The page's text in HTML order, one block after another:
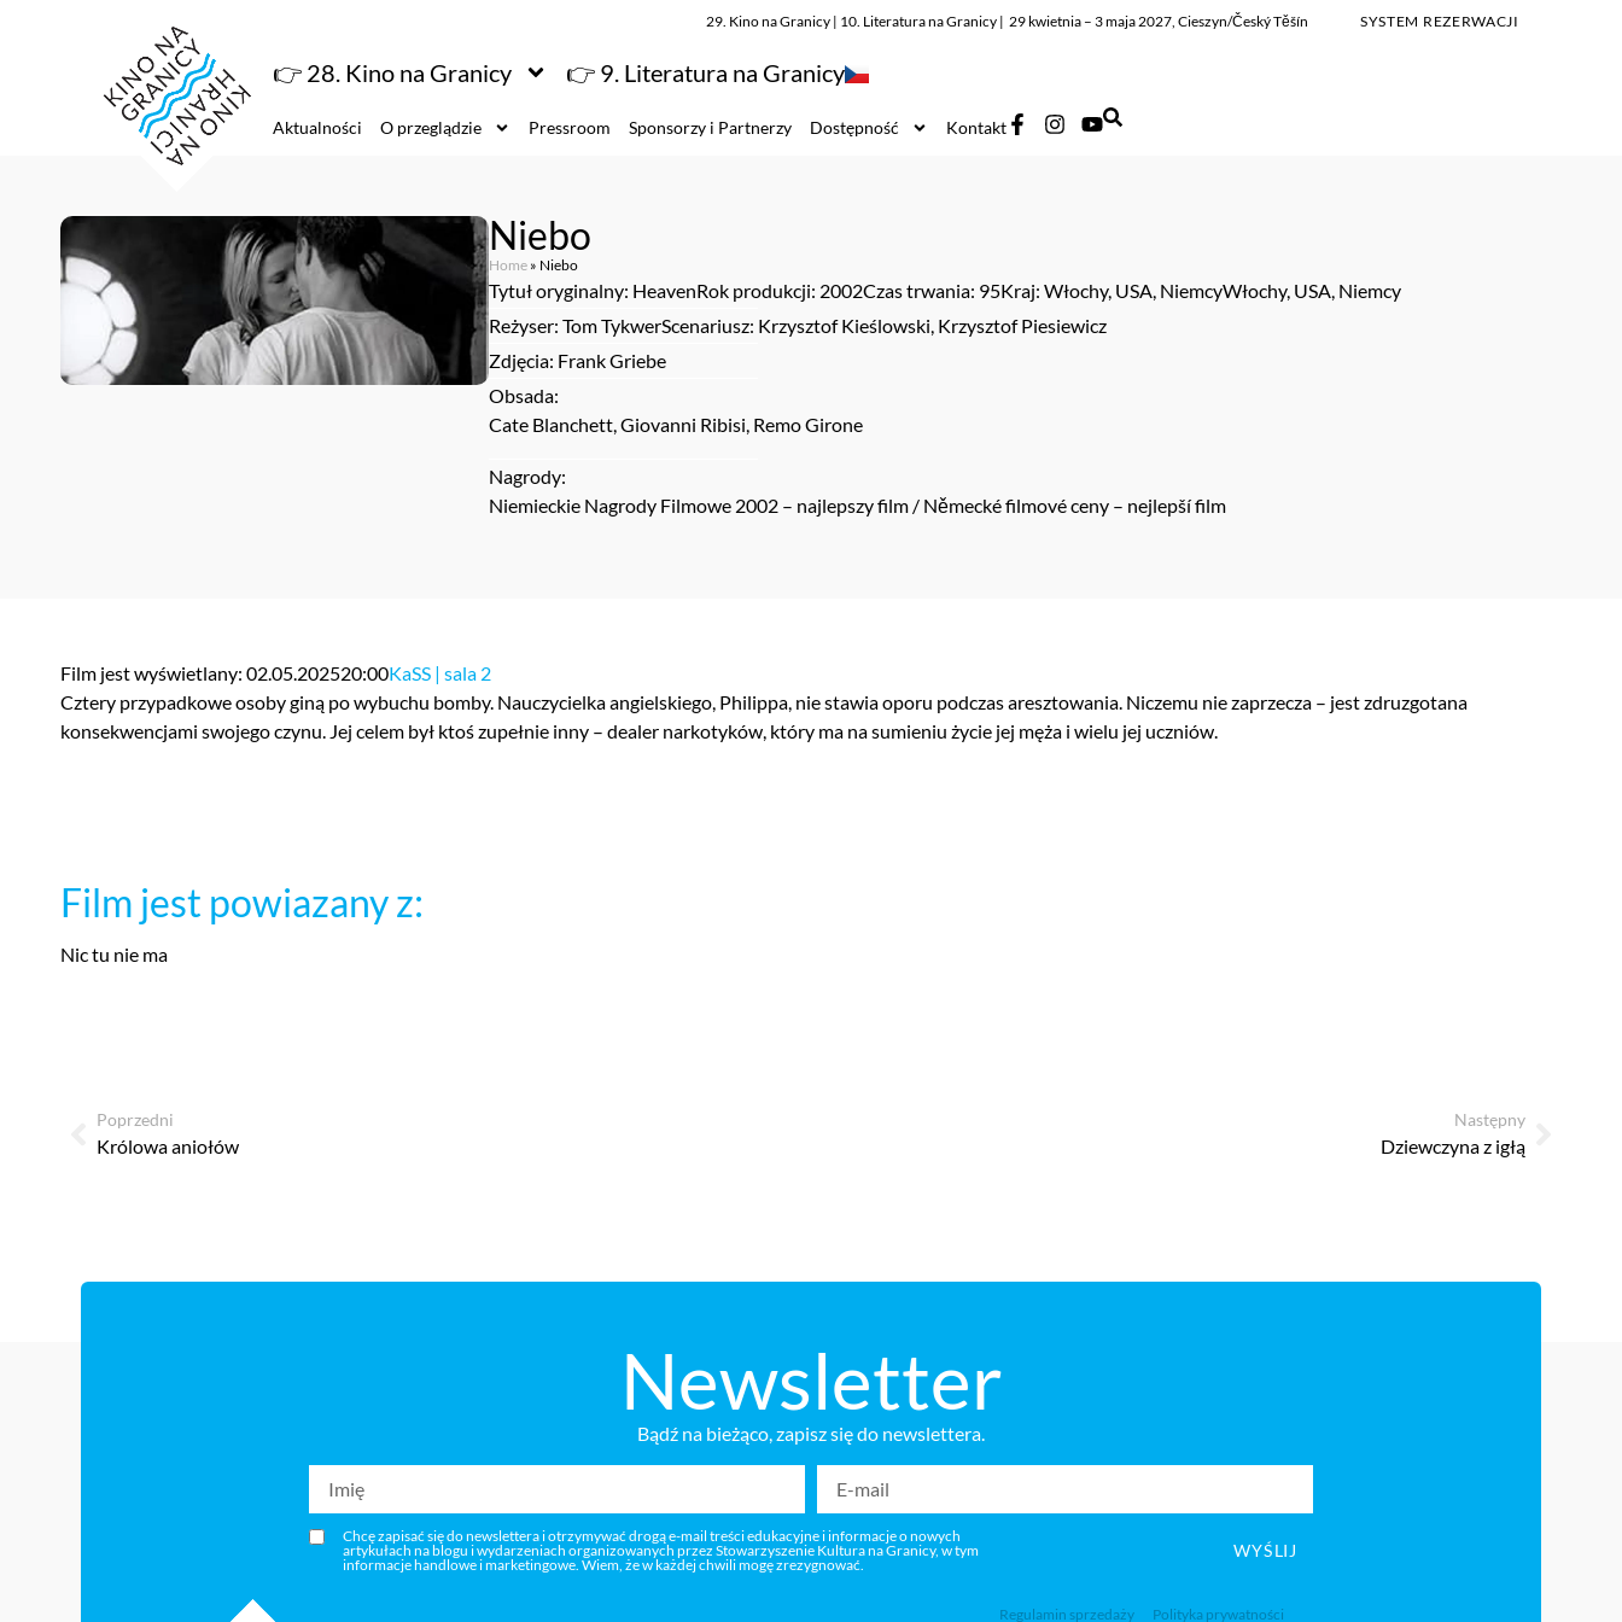
29. Kino na Granicy | 10. Literatura na Granicy | 29 kwietnia – 3 maja 2027, Cieszyn/Český Těšín SYSTEM REZERWACJI
👉 28. Kino na Granicy 👉 9. Literatura na Granicy
Aktualności O przeglądzie Pressroom Sponsorzy i Partnerzy Dostępność Kontakt
Niebo
Home » Niebo
Tytuł oryginalny: HeavenRok produkcji: 2002Czas trwania: 95Kraj: Włochy, USA, NiemcyWłochy, USA, Niemcy
Reżyser: Tom TykwerScenariusz: Krzysztof Kieślowski, Krzysztof Piesiewicz
Zdjęcia: Frank Griebe
Obsada:
Cate Blanchett, Giovanni Ribisi, Remo Girone
Nagrody:
Niemieckie Nagrody Filmowe 2002 – najlepszy film / Německé filmové ceny – nejlepší film
Film jest wyświetlany: 02.05.202520:00KaSS | sala 2
Cztery przypadkowe osoby giną po wybuchu bomby. Nauczycielka angielskiego, Philippa, nie stawia oporu podczas aresztowania. Niczemu nie zaprzecza – jest zdruzgotana
konsekwencjami swojego czynu. Jej celem był ktoś zupełnie inny – dealer narkotyków, który ma na sumieniu życie jej męża i wielu jej uczniów.
Film jest powiazany z:
Nic tu nie ma
Poprzedni
Królowa aniołów
Następny
Dziewczyna z igłą
Newsletter
Bądź na bieżąco, zapisz się do newslettera.
Chcę zapisać się do newslettera i otrzymywać drogą e-mail treści edukacyjne i informacje o nowych
artykułach na blogu i wydarzeniach organizowanych przez Stowarzyszenie Kultura na Granicy, w tym
informacje handlowe i marketingowe. Wiem, że w każdej chwili mogę zrezygnować.
WYŚLIJ
Regulamin sprzedaży Polityka prywatności